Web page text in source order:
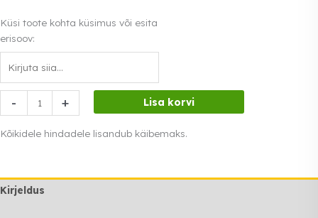
Küsi toote kohta küsimus või esita
erisoov:
-
Toolikate
stretch
valge
+ Lisa korvi
Kõikidele hindadele lisandub käibemaks.
Kirjeldus